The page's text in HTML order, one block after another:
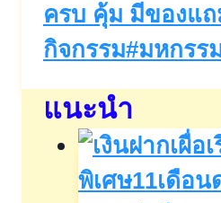
ครบ คุ้ม มีของแ
กิจกรรม#มหกรร
แนะนำ